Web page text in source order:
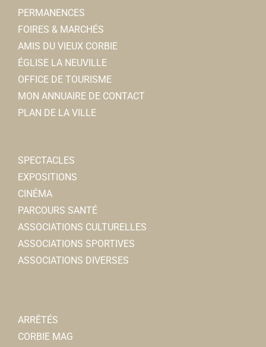
PERMANENCES
FOIRES & MARCHÉS
AMIS DU VIEUX CORBIE
ÉGLISE LA NEUVILLE
OFFICE DE TOURISME
MON ANNUAIRE DE CONTACT
PLAN DE LA VILLE
SPECTACLES
EXPOSITIONS
CINÉMA
PARCOURS SANTÉ
ASSOCIATIONS CULTURELLES
ASSOCIATIONS SPORTIVES
ASSOCIATIONS DIVERSES
ARRÊTÉS
CORBIE MAG